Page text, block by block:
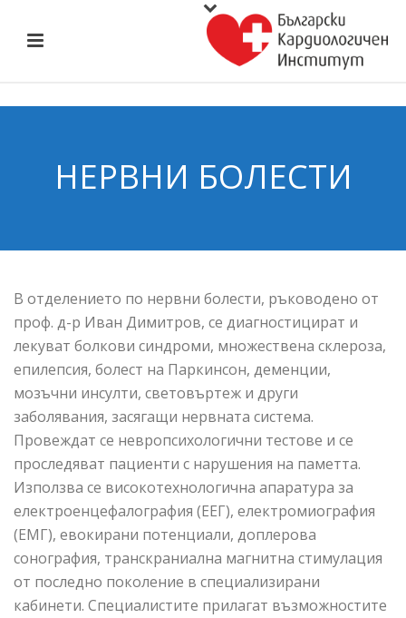
НЕРВНИ БОЛЕСТИ
В отделението по нервни болести, ръководено от
проф. д-р Иван Димитров, се диагностицират и
лекуват болкови синдроми, множествена склероза,
епилепсия, болест на Паркинсон, деменции,
мозъчни инсулти, световъртеж и други
заболявания, засягащи нервната система.
Провеждат се невропсихологични тестове и се
проследяват пациенти с нарушения на паметта.
Използва се високотехнологична апаратура за
електроенцефалография (ЕЕГ), електромиография
(ЕМГ), евокирани потенциали, доплерова
сонография, транскраниална магнитна стимулация
от последно поколение в специализирани
кабинети. Специалистите прилагат възможностите